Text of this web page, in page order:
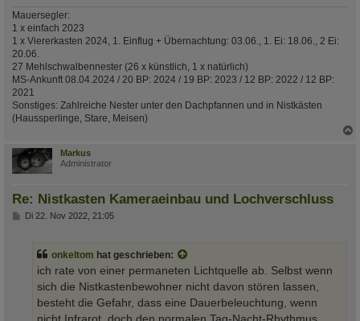
Mauersegler:
1 x einfach 2023
1 x Viererkasten 2024, 1. Einflug + Übernachtung: 03.06., 1. Ei: 18.06., 2 Ei:
20.06.
27 Mehlschwalbennester (26 x künstlich, 1 x natürlich)
MS-Ankunft 08.04.2024 / 20 BP: 2024 / 19 BP: 2023 / 12 BP: 2022 / 12 BP:
2021
Sonstiges: Zahlreiche Nester unter den Dachpfannen und in Nistkästen
(Haussperlinge, Stare, Meisen)
Markus
Administrator
Re: Nistkasten Kameraeinbau und Lochverschluss
BDi 22. Nov 2022, 21:05
onkeltom hat geschrieben:
ich rate von einer permaneten Lichtquelle ab. Selbst wenn
sich die Nistkastenbewohner nicht davon stören lassen,
besteht die Gefahr, dass eine Dauerbeleuchtung, wenn